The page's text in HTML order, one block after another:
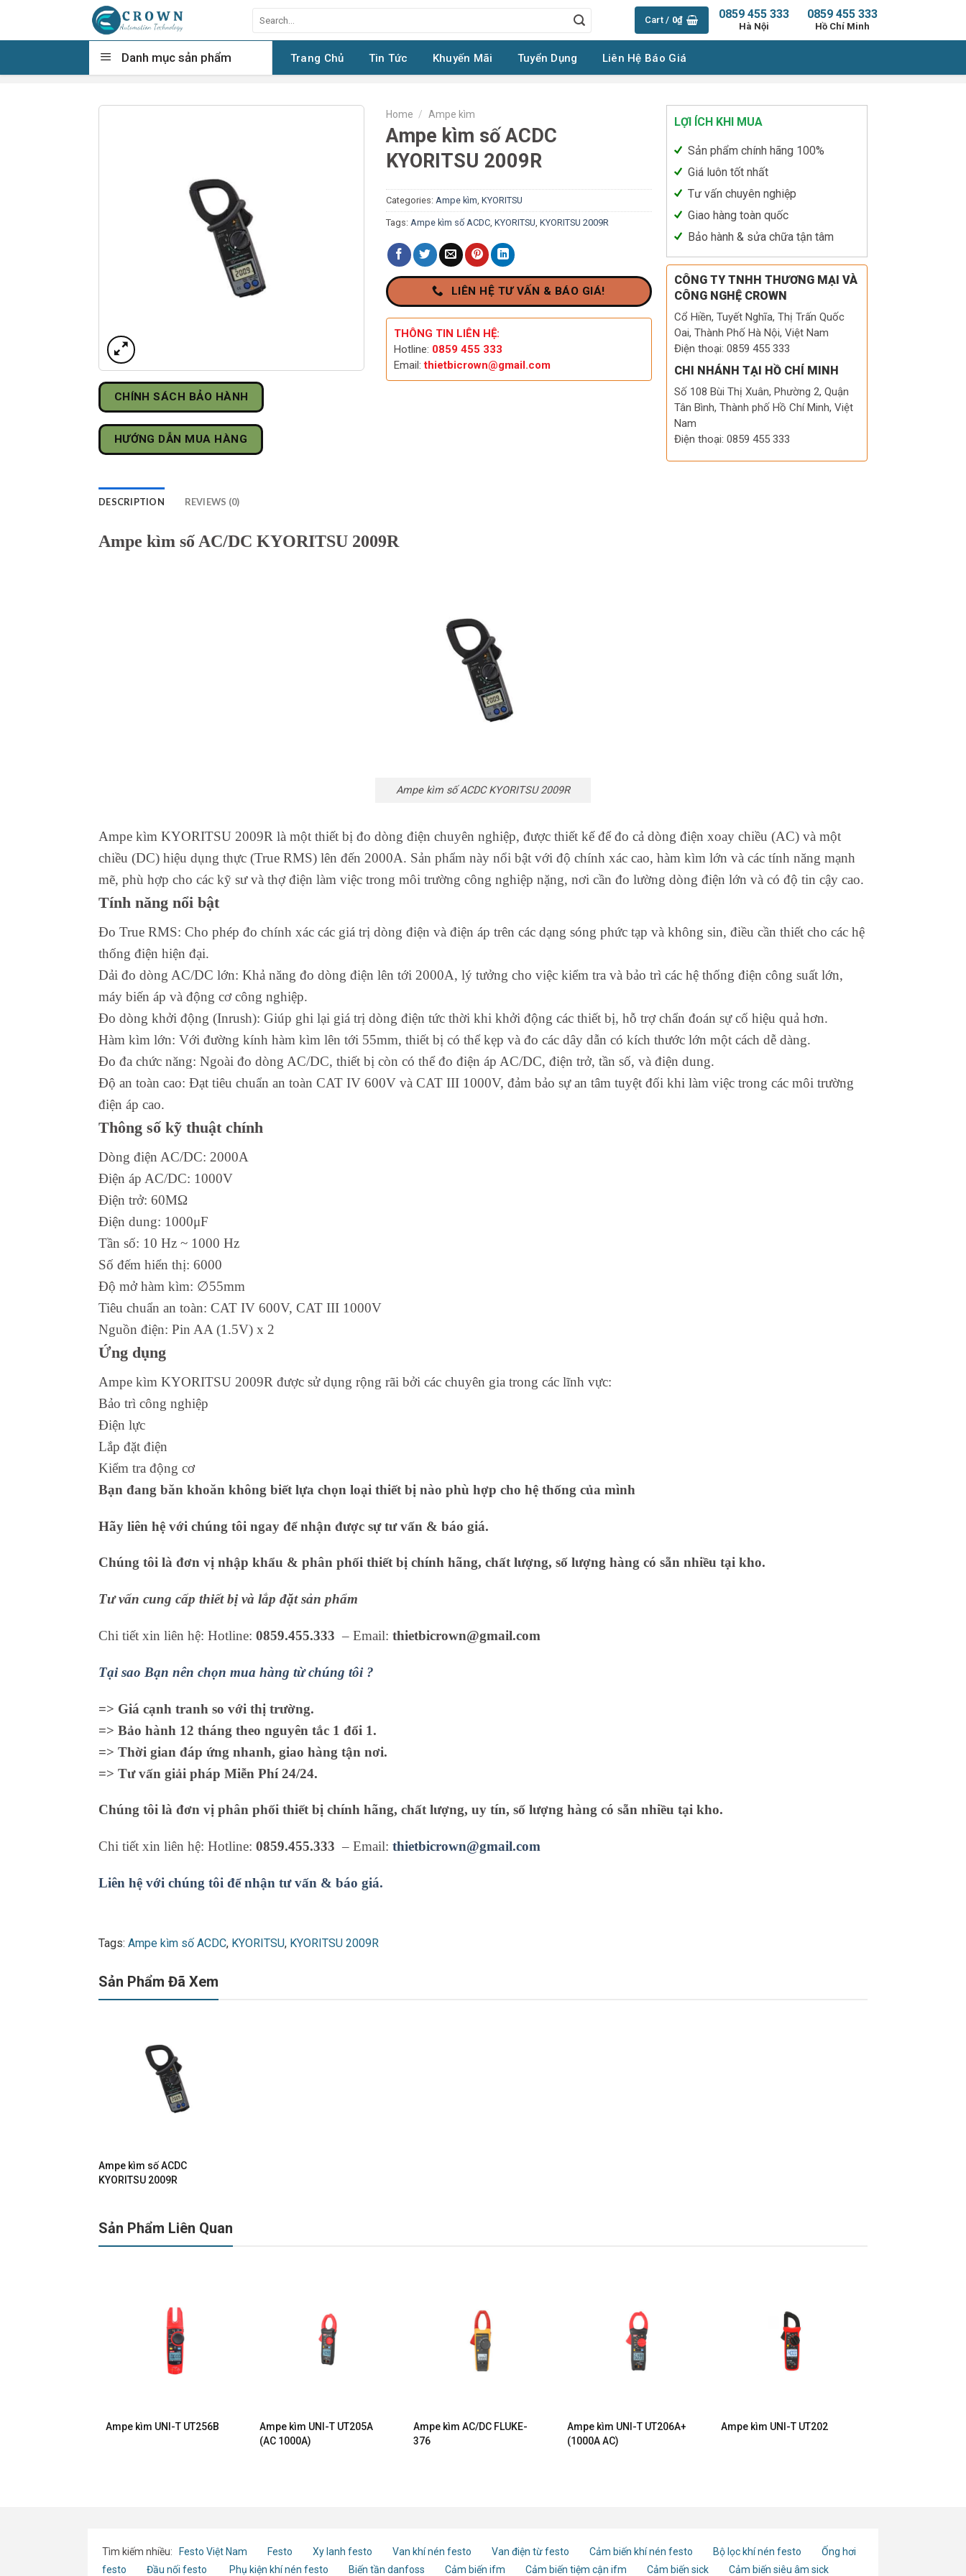
content
for:
Cart / 0₫ 0859 455 333
Hồ Chí Minh
0859 455 333
Hà Nội
Danh mục sản phẩm Trang Chủ Tin Tức Khuyến Mãi Tuyển Dụng Liên Hệ Báo Giá
CHÍNH SÁCH BẢO HÀNH
HƯỚNG DẪN MUA HÀNG
Home / Ampe kìm
Ampe kìm số ACDC
KYORITSU 2009R
Categories: Ampe kìm ,KYORITSU
Tags: Ampe kìm số ACDC ,KYORITSU ,KYORITSU 2009R
LIÊN HỆ TƯ VẤN & BÁO GIÁ!
THÔNG TIN LIÊN HỆ:
Hotline: 0859 455 333
Email:thietbicrown@gmail.com
LỢI ÍCH KHI MUA
Sản phẩm chính hãng 100%
Giá luôn tốt nhất
Tư vấn chuyên nghiệp
Giao hàng toàn quốc
Bảo hành & sửa chữa tận tâm
CÔNG TY TNHH THƯƠNG MẠI VÀ
CÔNG NGHỆ CROWN
Cổ Hiền, Tuyết Nghĩa, Thị Trấn Quốc
Oai, Thành Phố Hà Nội, Việt Nam
Điện thoại: 0859 455 333
CHI NHÁNH TẠI HỒ CHÍ MINH
Số 108 Bùi Thị Xuân, Phường 2, Quận
Tân Bình, Thành phố Hồ Chí Minh, Việt
Nam
Điện thoại: 0859 455 333
DESCRIPTION REVIEWS (0)
Ampe kìm số AC/DC KYORITSU 2009R
Ampe kìm số ACDC KYORITSU 2009R
Ampe kìm KYORITSU 2009R là một thiết bị đo dòng điện chuyên nghiệp, được thiết kế để đo cả dòng điện xoay chiều (AC) và một
chiều (DC) hiệu dụng thực (True RMS) lên đến 2000A. Sản phẩm này nổi bật với độ chính xác cao, hàm kìm lớn và các tính năng mạnh
mẽ, phù hợp cho các kỹ sư và thợ điện làm việc trong môi trường công nghiệp nặng, nơi cần đo lường dòng điện lớn và có độ tin cậy cao.
Tính năng nổi bật
Đo True RMS: Cho phép đo chính xác các giá trị dòng điện và điện áp trên các dạng sóng phức tạp và không sin, điều cần thiết cho các hệ
thống điện hiện đại.
Dải đo dòng AC/DC lớn: Khả năng đo dòng điện lên tới 2000A, lý tưởng cho việc kiểm tra và bảo trì các hệ thống điện công suất lớn,
máy biến áp và động cơ công nghiệp.
Đo dòng khởi động (Inrush): Giúp ghi lại giá trị dòng điện tức thời khi khởi động các thiết bị, hỗ trợ chẩn đoán sự cố hiệu quả hơn.
Hàm kìm lớn: Với đường kính hàm kìm lên tới 55mm, thiết bị có thể kẹp và đo các dây dẫn có kích thước lớn một cách dễ dàng.
Đo đa chức năng: Ngoài đo dòng AC/DC, thiết bị còn có thể đo điện áp AC/DC, điện trở, tần số, và điện dung.
Độ an toàn cao: Đạt tiêu chuẩn an toàn CAT IV 600V và CAT III 1000V, đảm bảo sự an tâm tuyệt đối khi làm việc trong các môi trường
điện áp cao.
Thông số kỹ thuật chính
Dòng điện AC/DC: 2000A
Điện áp AC/DC: 1000V
Điện trở: 60MΩ
Điện dung: 1000μF
Tần số: 10 Hz ~ 1000 Hz
Số đếm hiển thị: 6000
Độ mở hàm kìm: ∅55mm
Tiêu chuẩn an toàn: CAT IV 600V, CAT III 1000V
Nguồn điện: Pin AA (1.5V) x 2
Ứng dụng
Ampe kìm KYORITSU 2009R được sử dụng rộng rãi bởi các chuyên gia trong các lĩnh vực:
Bảo trì công nghiệp
Điện lực
Lắp đặt điện
Kiểm tra động cơ
Bạn đang băn khoăn không biết lựa chọn loại thiết bị nào phù hợp cho hệ thống của mình
Hãy liên hệ với chúng tôi ngay để nhận được sự tư vấn & báo giá.
Chúng tôi là đơn vị nhập khẩu & phân phối thiết bị chính hãng, chất lượng, số lượng hàng có sẵn nhiều tại kho.
Tư vấn cung cấp thiết bị và lắp đặt sản phẩm
Chi tiết xin liên hệ: Hotline: 0859.455.333 – Email: thietbicrown@gmail.com
Tại sao Bạn nên chọn mua hàng từ chúng tôi ?
=> Giá cạnh tranh so với thị trường.
=> Bảo hành 12 tháng theo nguyên tắc 1 đổi 1.
=> Thời gian đáp ứng nhanh, giao hàng tận nơi.
=> Tư vấn giải pháp Miễn Phí 24/24.
Chúng tôi là đơn vị phân phối thiết bị chính hãng, chất lượng, uy tín, số lượng hàng có sẵn nhiều tại kho.
Chi tiết xin liên hệ: Hotline: 0859.455.333 – Email: thietbicrown@gmail.com
Liên hệ với chúng tôi để nhận tư vấn & báo giá.
Tags: Ampe kìm số ACDC, KYORITSU, KYORITSU 2009R
Sản Phẩm Đã Xem
Ampe kìm số ACDC
KYORITSU 2009R
Sản Phẩm Liên Quan
Ampe kìm UNI-T UT256B
Ampe kìm UNI-T UT205A
(AC 1000A)
Ampe kìm AC/DC FLUKE-
376
Ampe kìm UNI-T UT206A+
(1000A AC)
Ampe kìm UNI-T UT202
Tìm kiếm nhiều: Festo Việt Nam Festo Xy lanh festo Van khí nén festo Van điện từ festo Cảm biến khí nén festo Bộ lọc khí nén festo
Ống hơi
festo
Đầu nối festo Phụ kiện khí nén festo Biến tần danfoss Cảm biến ifm Cảm biến tiệm cận ifm Cảm biến sick Cảm biến siêu âm sick